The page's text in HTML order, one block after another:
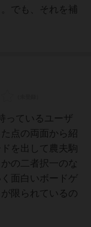
でも、それを補
っているユーザ
点の両面から紹
を出して農夫駒
の二者択一のな
面白いボードゲ
限られているの